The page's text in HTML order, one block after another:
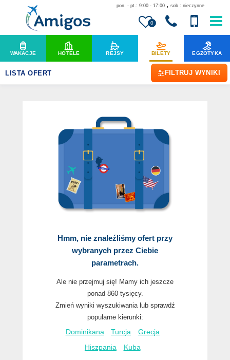
0
pon. - pt.: 9:00 - 17:00 , sob.: nieczynne
WAKACJE HOTELE REJSY BILETY EGZOTYKA
LISTA OFERT FILTRUJ WYNIKI
Hmm, nie znaleźliśmy ofert przy
wybranych przez Ciebie
parametrach.
Ale nie przejmuj się! Mamy ich jeszcze
ponad 860 tysięcy.
Zmień wyniki wyszukiwania lub sprawdź
popularne kierunki:
Dominikana
Turcja Grecja
Hiszpania Kuba